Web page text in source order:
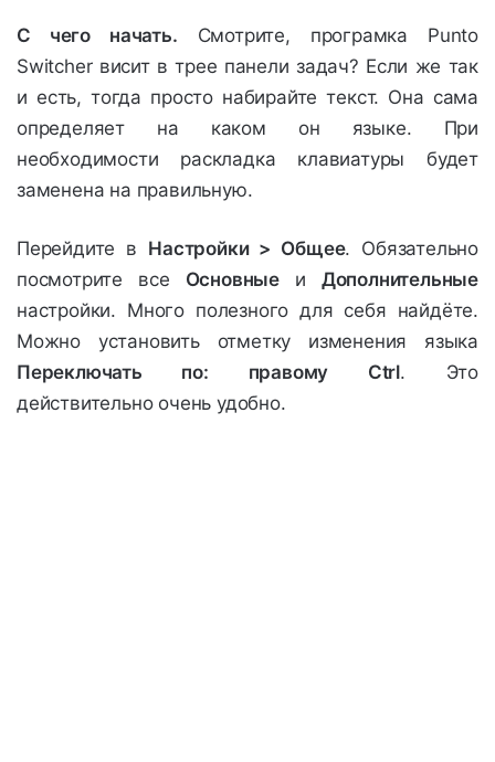
С чего начать. Смотрите, програмка Punto
Switcher висит в трее панели задач? Если же так
и есть, тогда просто набирайте текст. Она сама
определяет на каком он языке. При
необходимости раскладка клавиатуры будет
заменена на правильную.
Перейдите в Настройки > Общее. Обязательно
посмотрите все Основныеи Дополнительные
настройки. Много полезного для себя найдёте.
Можно установить отметку изменения языка
Переключать по: правому Ctrl. Это
действительно очень удобно.